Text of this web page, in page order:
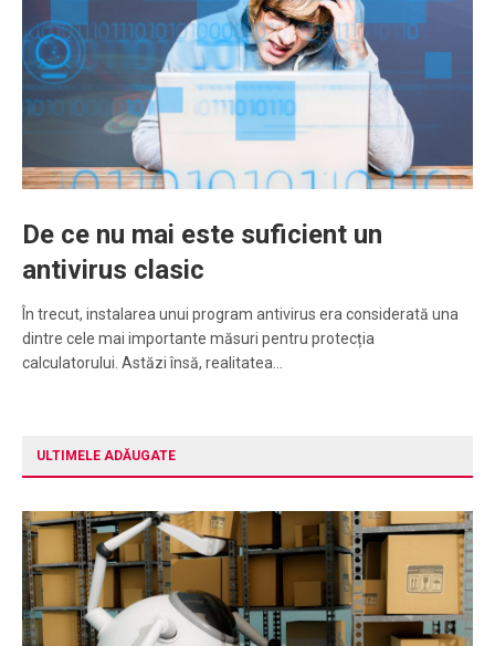
De ce nu mai este suficient un
antivirus clasic
În trecut, instalarea unui program antivirus era considerată una
dintre cele mai importante măsuri pentru protecția
calculatorului. Astăzi însă, realitatea…
ULTIMELE ADĂUGATE